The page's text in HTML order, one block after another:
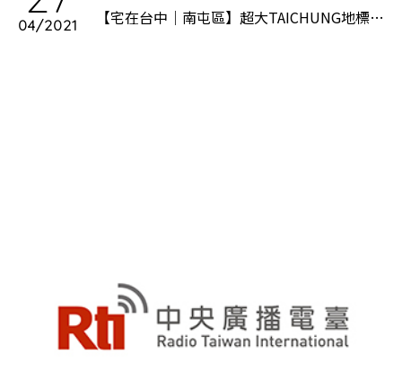
04/2021
【宅在台中｜南屯區】超大TAICHUNG地標、